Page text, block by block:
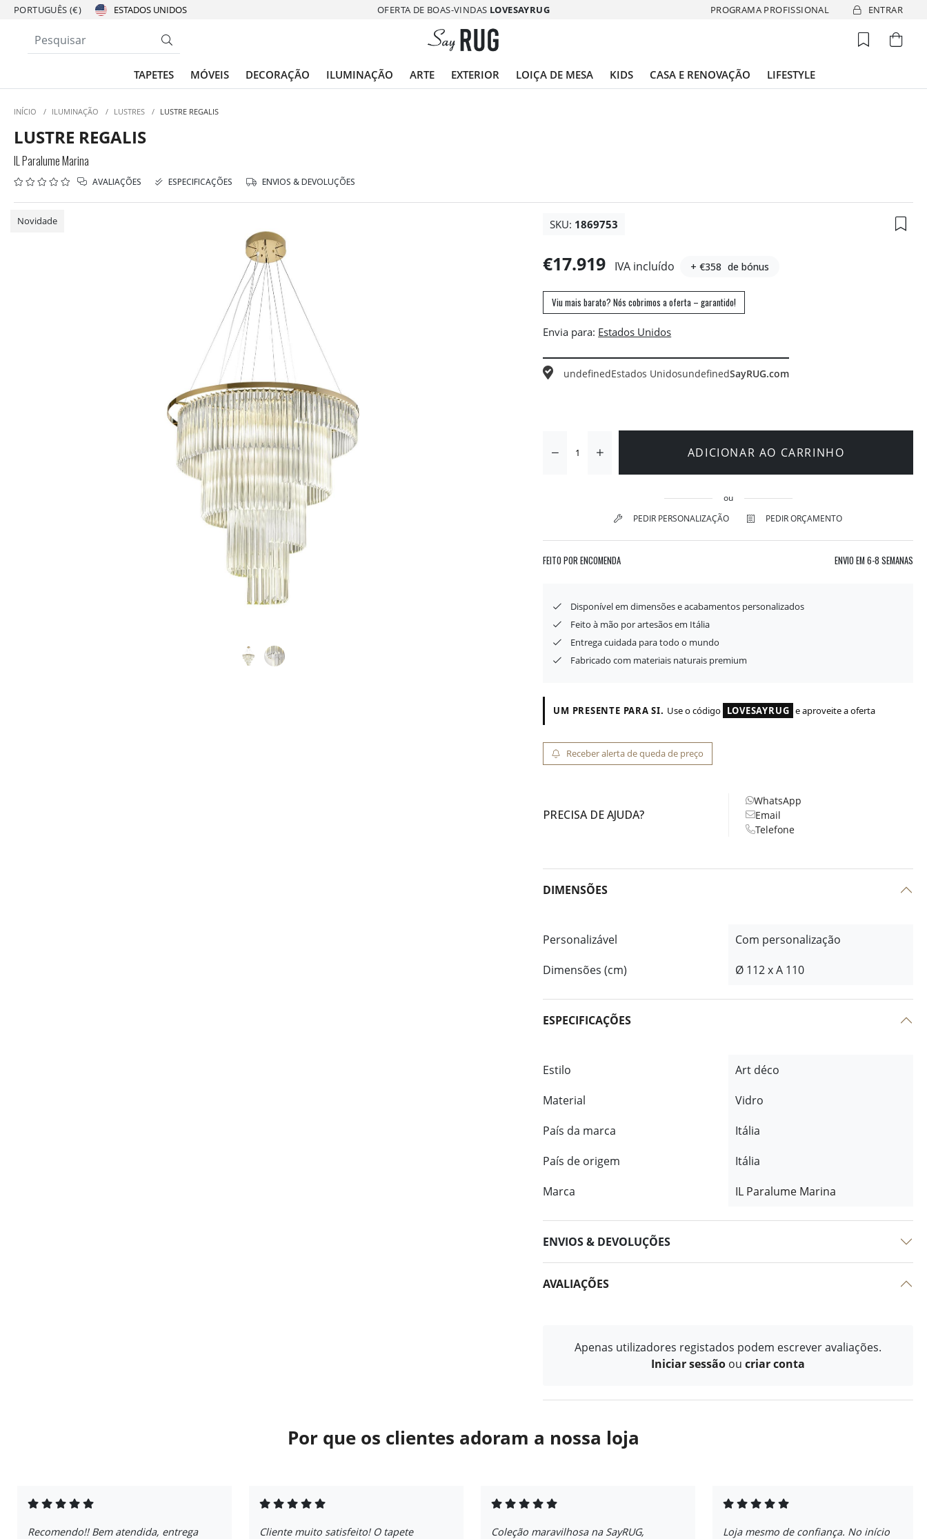
PORTUGUÊS (€) OFERTA DE BOAS-VINDAS LOVESAYRUG PROGRAMA PROFISSIONAL ENTRAR
TAPETES MÓVEIS DECORAÇÃO ILUMINAÇÃO ARTE EXTERIOR LOIÇA DE MESA KIDS CASA E RENOVAÇÃO LIFESTYLE
INÍCIO / ILUMINAÇÃO / LUSTRES / LUSTRE REGALIS
LUSTRE REGALIS
IL Paralume Marina
AVALIAÇÕES ESPECIFICAÇÕES ENVIOS & DEVOLUÇÕES
Novidade SKU: 1869753
€17.919 IVA incluído + €358 de bónus
Viu mais barato? Nós cobrimos a oferta – garantido!
Envia para:
undefinedEstados UnidosundefinedSayRUG.com
ADICIONAR AO CARRINHO
ou
PEDIR PERSONALIZAÇÃO
PEDIR ORÇAMENTO
FEITO POR ENCOMENDA ENVIO EM 6-8 SEMANAS
Disponível em dimensões e acabamentos personalizados
Feito à mão por artesãos em Itália
Entrega cuidada para todo o mundo
Fabricado com materiais naturais premium
UM PRESENTE PARA SI. Use o código LOVESAYRUG e aproveite a oferta
Receber alerta de queda de preço
PRECISA DE AJUDA?
WhatsApp
Email
Telefone
DIMENSÕES
Personalizável
Com personalização
Dimensões (cm)
Ø 112 x A 110
ESPECIFICAÇÕES
Estilo
Art déco
Material
Vidro
País da marca
Itália
País de origem
Itália
Marca
IL Paralume Marina
ENVIOS & DEVOLUÇÕES
AVALIAÇÕES
Apenas utilizadores registados podem escrever avaliações.
Iniciar sessão ou criar conta
Por que os clientes adoram a nossa loja
Recomendo!! Bem atendida, entrega
Cliente muito satisfeito! O tapete
Coleção maravilhosa na SayRUG,
Loja mesmo de confiança. No início